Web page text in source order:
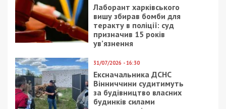
5/08/2026 - 13:24
У Хмельницькому директора мовної школи
підозрюють у розбещенні учениць